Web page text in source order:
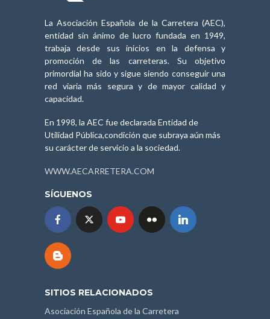
La Asociación Española de la Carretera (AEC),
entidad sin ánimo de lucro fundada en 1949,
trabaja desde sus inicios en la defensa y
promoción de las carreteras. Su objetivo
primordial ha sido y sigue siendo conseguir una
red viaria más segura y de mayor calidad y
capacidad.
En 1998, la AEC fue declarada Entidad de
Utilidad Pública,condición que subraya aún más
su carácter de servicio a la sociedad.
WWW.AECARRETERA.COM
SÍGUENOS
SITIOS RELACIONADOS
Asociación Española de la Carretera